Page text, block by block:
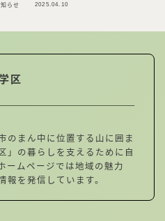
知らせ 2025.04.10
区
のまん中に位置する山に囲ま
」の暮らしを支えるために自
ームページでは地域の魅力
報を発信しています。